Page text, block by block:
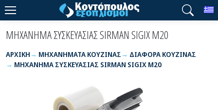
ΜΗΧΑΝΗΜΑ ΣΥΣΚΕΥΑΣΙΑΣ SIRMAN SIGIX M20
ΑΡΧΙΚΉ ΜΗΧΑΝΗΜΑΤΑ ΚΟΥΖΙΝΑΣ
ΔΙΑΦΟΡΑ ΚΟΥΖΙΝΑΣ
ΜΗΧΑΝΗΜΑ ΣΥΣΚΕΥΑΣΙΑΣ SIRMAN SIGIX M20